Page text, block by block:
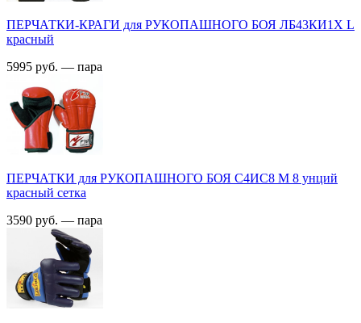
ПЕРЧАТКИ-КРАГИ для РУКОПАШНОГО БОЯ ЛБ43КИ1X L
красный
5995 руб. — пара
ПЕРЧАТКИ для РУКОПАШНОГО БОЯ С4ИC8 M 8 унций
красный сетка
3590 руб. — пара